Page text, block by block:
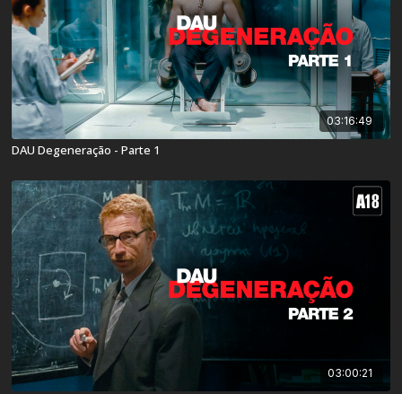
03:16:49
DAU Degeneração - Parte 1
03:00:21